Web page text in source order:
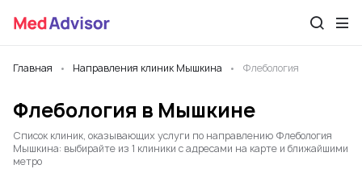
Главная Направления клиник Мышкина Флебология
Флебология в Мышкине
Список клиник, оказывающих услуги по направлению Флебология
Мышкина: выбирайте из 1 клиники с адресами на карте и ближайшими
метро